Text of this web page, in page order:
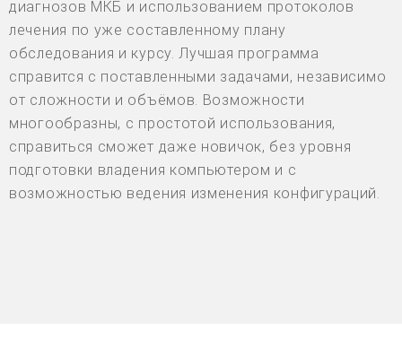
диагнозов МКБ и использованием протоколов
лечения по уже составленному плану
обследования и курсу. Лучшая программа
справится с поставленными задачами, независимо
от сложности и объёмов. Возможности
многообразны, с простотой использования,
справиться сможет даже новичок, без уровня
подготовки владения компьютером и с
возможностью ведения изменения конфигураций.